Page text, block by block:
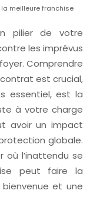
meilleure franchise
pilier de votre
les imprévus
Comprendre
est crucial,
essentiel, est la
à votre charge
avoir un impact
globale.
où l’inattendu se
peut faire la
et une